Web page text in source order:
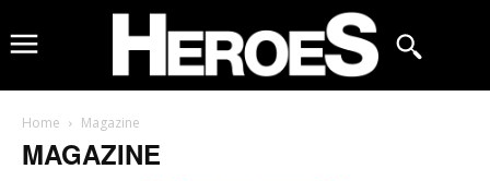
Home Magazine
MAGAZINE